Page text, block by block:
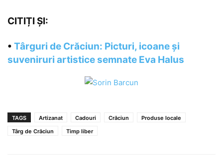
CITIȚI ȘI:
• Târguri de Crăciun: Picturi, icoane și
suveniruri artistice semnate Eva Halus
TAGS Artizanat Cadouri Crăciun
Produse locale
Târg de Crăciun
Timp liber